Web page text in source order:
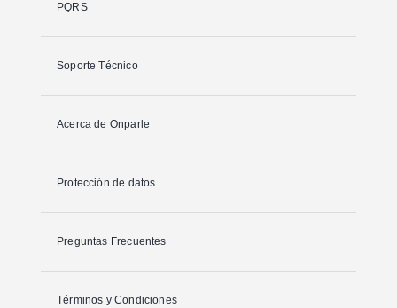
PQRS
Soporte Técnico
Acerca de Onparle
Protección de datos
Preguntas Frecuentes
Términos y Condiciones